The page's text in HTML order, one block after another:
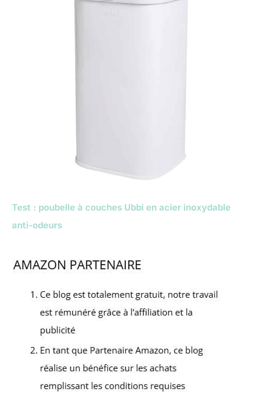
Test : poubelle à couches Ubbi en acier inoxydable
anti-odeurs